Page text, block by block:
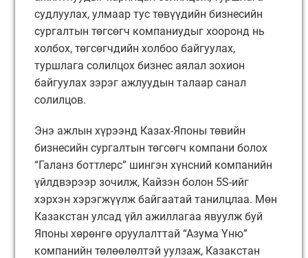
судлуулах, улмаар тус төвүүдийн бизнесийн
сургалтын төгсөгч компаниудыг хооронд нь
холбох, төгсөгчдийн холбоо байгуулах,
туршлага солилцох бизнес аялал зохион
байгуулах зэрэг ажлуудын талаар санал
солилцов.
Энэ ажлын хүрээнд Казах-Японы төвийн
бизнесийн сургалтын төгсөгч компани болох
“Галанз боттлерс” шингэн хүнсний компанийн
үйлдвэрээр зочилж, Кайзэн болон 5S-ийг
хэрхэн хэрэгжүүлж байгаатай танилцлаа. Мөн
Казакстан улсад үйл ажиллагаа явуулж буй
Японы хөрөнгө оруулалттай “Азума Үню”
компанийн төлөөлөлтэй уулзаж, Казакстан